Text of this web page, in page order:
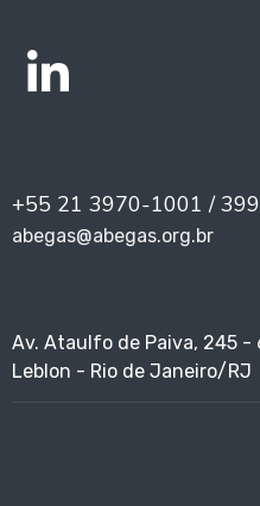
+55 21 3970-1001 /
abegas@abegas.org.br
Av. Ataulfo de Paiva, 245 -
Leblon - Rio de Janeiro/RJ